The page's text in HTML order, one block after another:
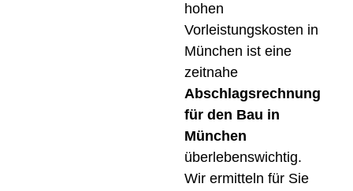
hohen
Vorleistungskosten in
München ist eine
zeitnahe
Abschlagsrechnung
für den Bau in
München
überlebenswichtig.
Wir ermitteln für Sie